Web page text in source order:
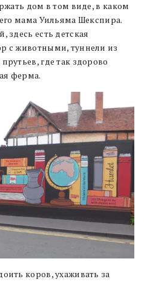
дом в том виде, в каком
мама Уильяма Шекспира.
здесь есть детская
с животными, туннели из
где так здорово
ферма.
коров, ухаживать за